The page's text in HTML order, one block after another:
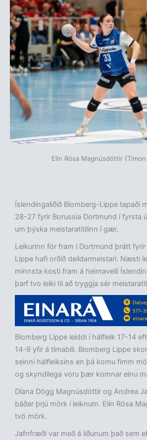
Elín Rósa Magnúsdóttir
Íslendingaliðið Blomberg-Lippe tapaði
28-27 fyrir Borussia Dortmund í fyrsta
um þýska meistaratitilinn í gær.
Leikurinn fór fram í Dortmund þrátt fyrir
Lippe hafi orðið deildarmeistari. Næsti
minnsta kosti fram á heimavelli
þarf tvo leiki til að tryggja sér
Blomberg Lippe leiddi í hálfleik 17-14
14-9 yfir á tímabili. Blomberg Lippe
seinni hálfleiksins en þá komu fimm
og skyndilega voru þær komnar einu
Díana Dögg Magnúsdóttir og Andrea
báðar þrjú mörk í leiknum. Elín Rósa
tvö mörk.
Jafnfræði var með á liðunum það sem